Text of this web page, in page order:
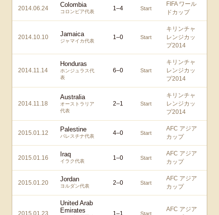
2014.06.24 Colombia
コロンビア代表 1–4 Start
FIFA ワール
ドカップ
2014.10.10 Jamaica
ジャマイカ代表
1–0 Start
キリンチャ
レンジカッ
プ2014
2014.11.14
Honduras
ホンジュラス代
表
6–0 Start
キリンチャ
レンジカッ
プ2014
2014.11.18
Australia
オーストラリア
代表
2–1 Start
キリンチャ
レンジカッ
プ2014
2015.01.12 Palestine
パレスチナ代表 4–0 Start
AFC アジア
カップ
2015.01.16 Iraq
イラク代表 1–0 Start
AFC アジア
カップ
2015.01.20 Jordan
ヨルダン代表 2–0 Start
AFC アジア
カップ
2015.01.23
United Arab
Emirates
1–1 Start
AFC アジア